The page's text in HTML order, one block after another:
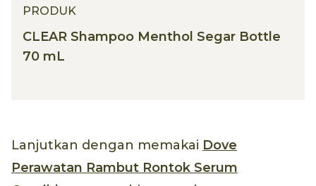
PRODUK
CLEAR Shampoo Menthol Segar Bottle
70 mL
Lanjutkan dengan memakai Dove
Perawatan Rambut Rontok Serum